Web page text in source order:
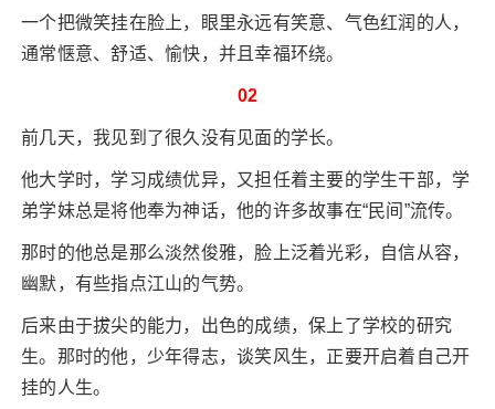
一个把微笑挂在脸上，眼里永远有笑意、气色红润的人，
通常惬意、舒适、愉快，并且幸福环绕。
02
前几天，我见到了很久没有见面的学长。
他大学时，学习成绩优异，又担任着主要的学生干部，学
弟学妹总是将他奉为神话，他的许多故事在“民间”流传。
那时的他总是那么淡然俊雅，脸上泛着光彩，自信从容，
幽默，有些指点江山的气势。
后来由于拔尖的能力，出色的成绩，保上了学校的研究
生。那时的他，少年得志，谈笑风生，正要开启着自己开
挂的人生。